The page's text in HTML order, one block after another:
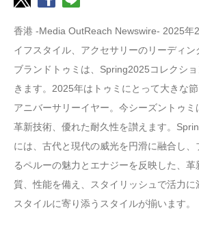
香港 -Media OutReach Newswire- 2025年
イフスタイル、アクセサリーのリーディ
ブランドトゥミは、Spring2025コレクシ
きます。2025年はトゥミにとって大きな
アニバーサリーイヤー。今シーズントゥミ
革新技術、優れた耐久性を讃えます。
には、古代と現代の威光を円滑に融合し
るペルーの魅力とエナジーを反映した、
質、性能を備え、スタイリッシュで活力に
スタイルに寄り添うスタイルが揃います。